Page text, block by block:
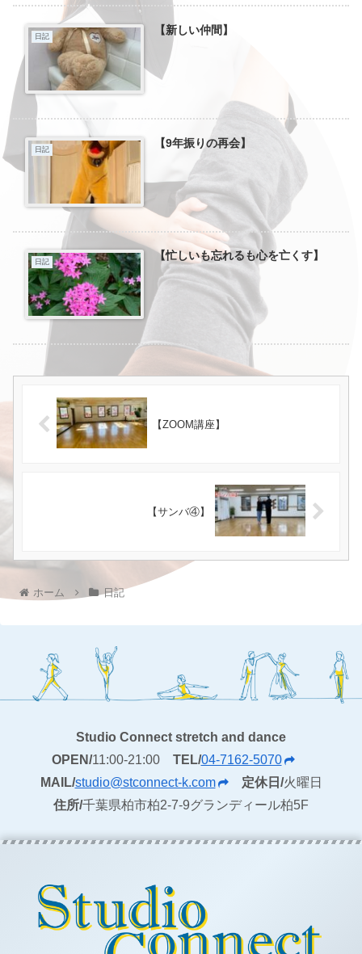
日記 【新しい仲間】
日記 【9年振りの再会】
日記 【忙しいも忘れるも心を亡くす】
【ZOOM講座】
【サンバ④】
ホーム 日記
Studio Connect stretch and dance
OPEN/11:00-21:00 TEL/04-7162-5070
MAIL/studio@stconnect-k.com 定休日/火曜日
住所/千葉県柏市柏2-7-9グランディール柏5F